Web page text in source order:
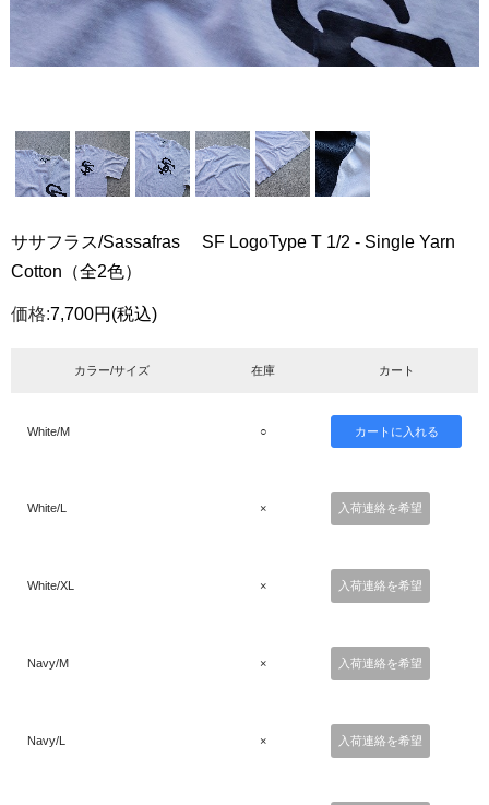
ササフラス/Sassafras SF LogoType T 1/2 - Single Yarn
Cotton（全2色）
価格:7,700円 (税込)
カラー/サイズ 在庫 カート
White/M ○
White/L × 入荷連絡を希望
White/XL × 入荷連絡を希望
Navy/M × 入荷連絡を希望
Navy/L × 入荷連絡を希望